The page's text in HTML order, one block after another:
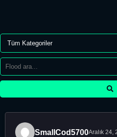
SmallCod5700Aralık 24,